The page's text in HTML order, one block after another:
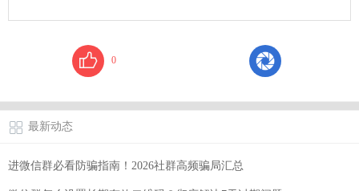
0
最新动态
进微信群必看防骗指南！2026社群高频骗局汇总